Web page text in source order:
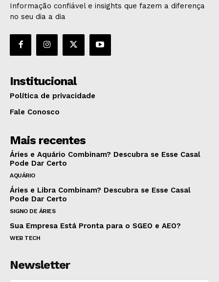
Informação confiável e insights que fazem a diferença
no seu dia a dia
Institucional
Política de privacidade
Fale Conosco
Mais recentes
Áries e Aquário Combinam? Descubra se Esse Casal
Pode Dar Certo
AQUÁRIO
Áries e Libra Combinam? Descubra se Esse Casal
Pode Dar Certo
SIGNO DE ÁRIES
Sua Empresa Está Pronta para o SGEO e AEO?
WEB TECH
Newsletter